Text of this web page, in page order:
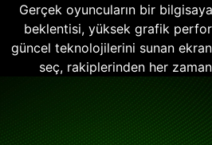
Gerçek oyuncuların bir
beklentisi, yüksek grafik
güncel teknolojilerini sunan
seç, rakiplerinden her